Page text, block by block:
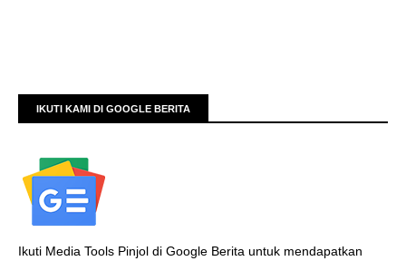
IKUTI KAMI DI GOOGLE BERITA
Ikuti Media Tools Pinjol di Google Berita untuk mendapatkan